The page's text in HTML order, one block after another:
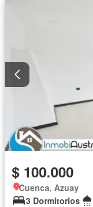
$ 100.000
Cuenca, Azuay
3 Dormitorios